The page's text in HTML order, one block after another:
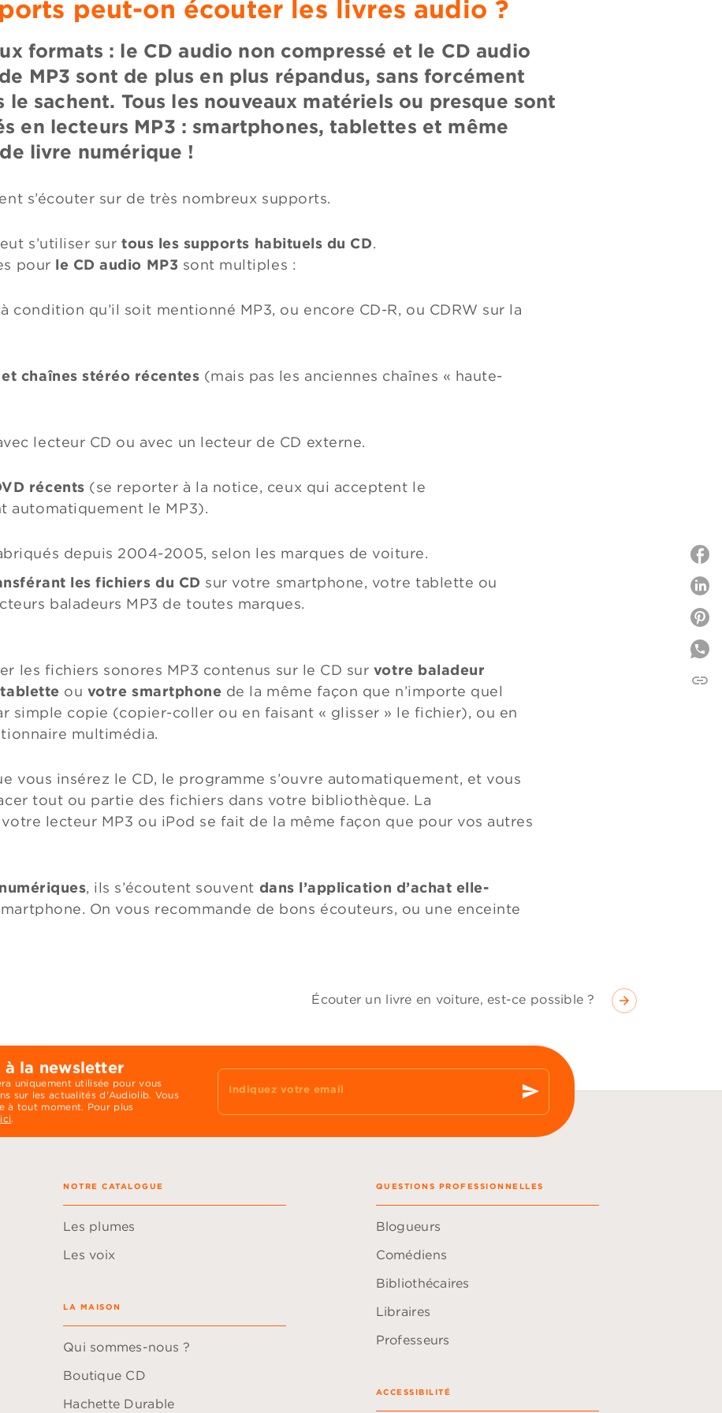
peut-on écouter les livres audio ?
formats : le CD audio non compressé et le CD audio
MP3 sont de plus en plus répandus, sans forcément
sachent. Tous les nouveaux matériels ou presque sont
en lecteurs MP3 : smartphones, tablettes et même
livre numérique !
s’écouter sur de très nombreux supports.
s’utiliser sur tous les supports habituels du CD.
pour le CD audio MP3 sont multiples :
condition qu’il soit mentionné MP3, ou encore CD-R, ou CDRW sur la
chaînes stéréo récentes (mais pas les anciennes chaînes « haute-
lecteur CD ou avec un lecteur de CD externe.
récents (se reporter à la notice, ceux qui acceptent le
automatiquement le MP3).
depuis 2004-2005, selon les marques de voiture.
les fichiers du CD sur votre smartphone, votre tablette ou
baladeurs MP3 de toutes marques.
les fichiers sonores MP3 contenus sur le CD sur votre baladeur
ou votre smartphone de la même façon que n’importe quel
simple copie (copier-coller ou en faisant « glisser » le fichier), ou en
multimédia.
vous insérez le CD, le programme s’ouvre automatiquement, et vous
tout ou partie des fichiers dans votre bibliothèque. La
lecteur MP3 ou iPod se fait de la même façon que pour vos autres
, ils s’écoutent souvent dans l’application d’achat elle-
On vous recommande de bons écouteurs, ou une enceinte
Écouter un livre en voiture, est-ce possible ? arrow_forward
link
à la newsletter
uniquement utilisée pour vous
sur les actualités d'Audiolib. Vous
à tout moment. Pour plus
.
Indiquez votre email send
NOTRE CATALOGUE
Les plumes
Les voix
LA MAISON
Qui sommes-nous ?
Boutique CD
Hachette Durable
QUESTIONS PROFESSIONNELLES
Blogueurs
Comédiens
Bibliothécaires
Libraires
Professeurs
ACCESSIBILITÉ